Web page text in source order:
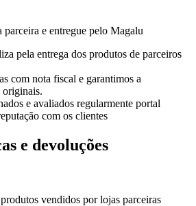
e entregue pelo Magalu
pela entrega dos produtos de parceiros
com nota fiscal e garantimos a
originais.
e avaliados regularmente portal
com os clientes
e devoluções
vendidos por lojas parceiras